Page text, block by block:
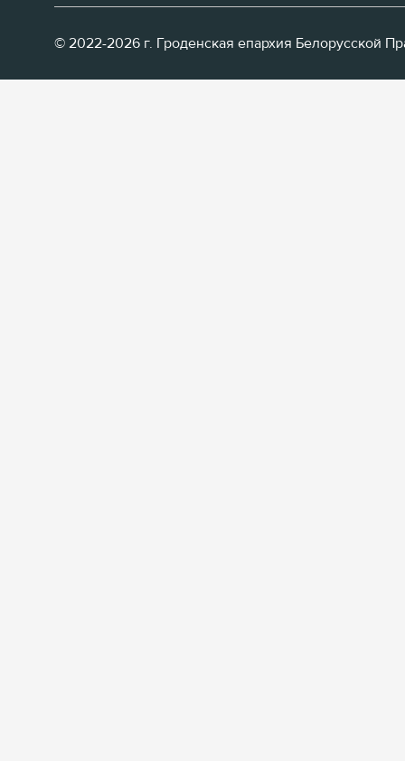
© 2022-2026 г. Гроденская епархия Белорусской